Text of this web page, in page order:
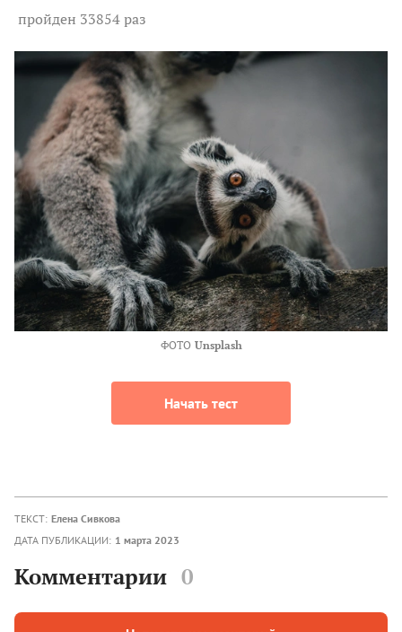
пройден 33854 раз
ФОТО Unsplash
Начать тест
ТЕКСТ: Елена Сивкова
ДАТА ПУБЛИКАЦИИ: 1 марта 2023
Комментарии 0